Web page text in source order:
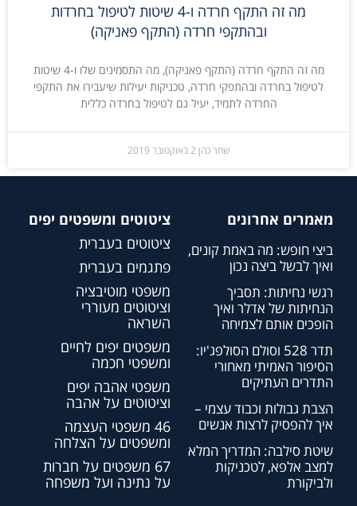
מה זה התקף חרדה ו-4 שיטות לטיפול בחרדות
ובהתקפי חרדה (התקף פאניקה)
מה זה התקף חרדה (התקף פאניקה), מה התסמינים שלו ו-4 שיטות
לטיפול בחרדה ובהתפקי חרדה, טכניקות יעילות שיעבירו את התקפי
החרדה לתמיד, יעיל גם לטיפול בחרדה כללית
שחר כהן 2 באוקטובר 2019
מאמרים אחרונים
ביצי חופש: מה באמת קונים,
ואיך לבשל ביצה נכון
רגשי נחיתות: תסביך
הנחיתות של אדלר ואיך
הופכים אותם לצמיחה
תדר 528 וסולם הסולפג'יו:
הסיפור האמיתי מאחורי
התדרים העתיקים
הצבת גבולות וכבוד עצמי –
איך להפסיק לרצות אנשים
שיטת סילבה: המדריך המלא
למצב אלפא, לטכניקות
ולביקורת
ציטוטים ומשפטים יפים
ציטוטים בעברית
פתגמים בעברית
משפטי מוטיבציה
וציטוטים מעוררי
השראה
משפטים יפים לחיים
ומשפטי חכמה
משפטי אהבה יפים
וציטוטים על אהבה
46 משפטי העצמה
ומשפטים על הצלחה
67 משפטים על חברות
על נתינה ועל משפחה